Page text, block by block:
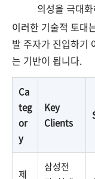
의성을 극대
이러한 기술적 토대
발 주자가 진입하기
는 기반이 됩니다.
Ca
teg
or
y
Key
Clients
제
삼성전